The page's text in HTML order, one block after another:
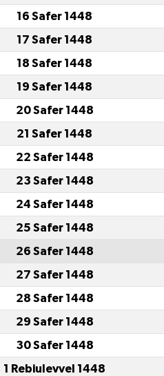
16 Safer 1448
17 Safer 1448
18 Safer 1448
19 Safer 1448
20 Safer 1448
21 Safer 1448
22 Safer 1448
23 Safer 1448
24 Safer 1448
25 Safer 1448
26 Safer 1448
27 Safer 1448
28 Safer 1448
29 Safer 1448
30 Safer 1448
1 Rebiulevvel 1448